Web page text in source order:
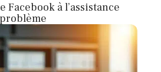
Facebook à l’assistance